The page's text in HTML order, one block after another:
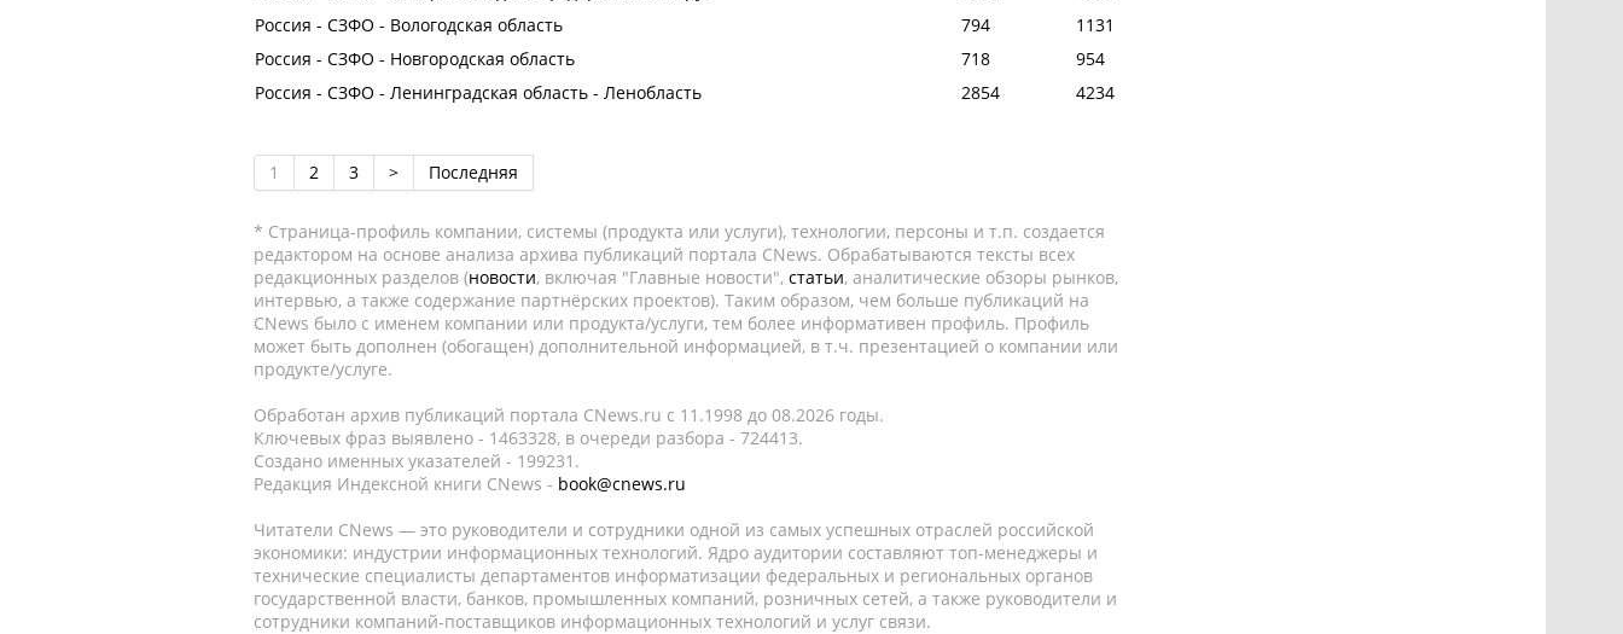
Россия - СЗФО - Вологодская область
794
1131
Россия - СЗФО - Новгородская область
718
954
Россия - СЗФО - Ленинградская область - Ленобласть
2854 4234
1 2 3 > Последняя
* Страница-профиль компании, системы (продукта или услуги), технологии, персоны и т.п. создается
редактором на основе анализа архива публикаций портала CNews. Обрабатываются тексты всех
редакционных разделов (новости, включая "Главные новости", статьи, аналитические обзоры рынков,
интервью, а также содержание партнёрских проектов). Таким образом, чем больше публикаций на
CNews было с именем компании или продукта/услуги, тем более информативен профиль. Профиль
может быть дополнен (обогащен) дополнительной информацией, в т.ч. презентацией о компании или
продукте/услуге.
Обработан архив публикаций портала CNews.ru c 11.1998 до 08.2026 годы.
Ключевых фраз выявлено - 1463328, в очереди разбора - 724413.
Создано именных указателей - 199231.
Редакция Индексной книги CNews - book@cnews.ru
Читатели CNews — это руководители и сотрудники одной из самых успешных отраслей российской
экономики: индустрии информационных технологий. Ядро аудитории составляют топ-менеджеры и
технические специалисты департаментов информатизации федеральных и региональных органов
государственной власти, банков, промышленных компаний, розничных сетей, а также руководители и
сотрудники компаний-поставщиков информационных технологий и услуг связи.